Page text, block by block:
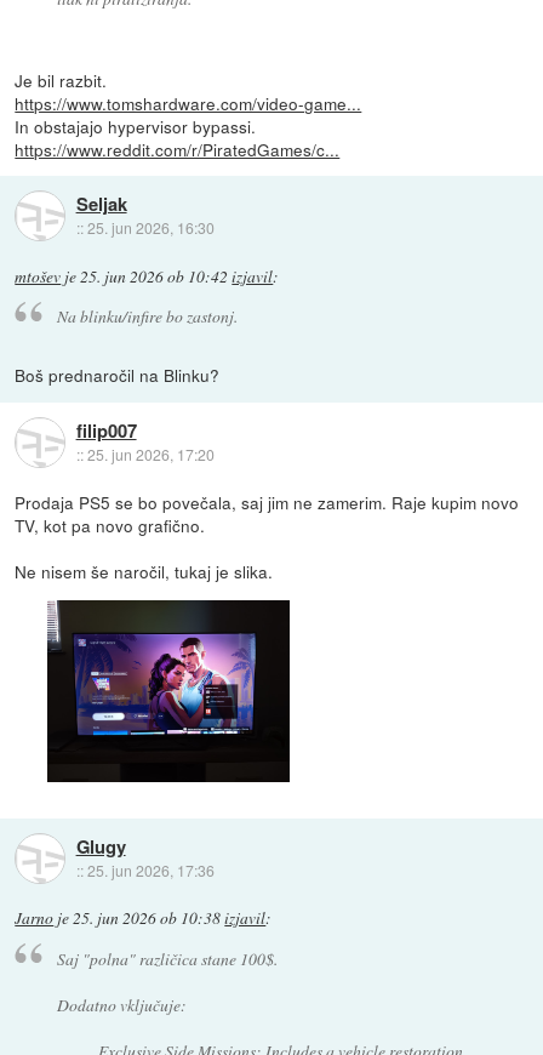
Je bil razbit.
https://www.tomshardware.com/video-game...
In obstajajo hypervisor bypassi.
https://www.reddit.com/r/PiratedGames/c...
Seljak
::25. jun 2026, 16:30
mtošev je25. jun 2026 ob 10:42 izjavil:
Na blinku/infire bo zastonj.
Boš prednaročil na Blinku?
filip007
::25. jun 2026, 17:20
Prodaja PS5 se bo povečala, saj jim ne zamerim. Raje kupim novo
TV, kot pa novo grafično.
Ne nisem še naročil, tukaj je slika.
Glugy
::25. jun 2026, 17:36
Jarno je25. jun 2026 ob 10:38izjavil:
Saj "polna" različica stane 100$.
Dodatno vključuje: